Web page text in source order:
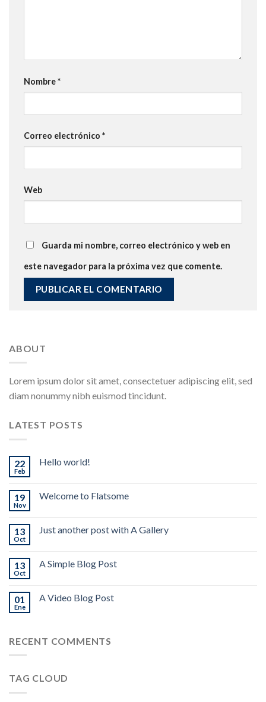
Nombre*
Correo electrónico *
Web
Guarda mi nombre, correo electrónico y web en
este navegador para la próxima vez que comente.
ABOUT
Lorem ipsum dolor sit amet, consectetuer adipiscing elit, sed
diam nonummy nibh euismod tincidunt.
LATEST POSTS
22
Feb
Hello world!
19
Nov
Welcome to Flatsome
13
Oct
Just another post with A Gallery
13
Oct
A Simple Blog Post
01
Ene
A Video Blog Post
RECENT COMMENTS
TAG CLOUD